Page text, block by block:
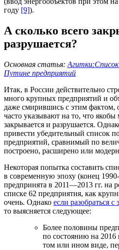
году [9]).
А сколько всего
разрушается?
Основная статья:
Путине предприятий
Итак, в России действительно
много крупных предприятий и
даже смирившись с этим фактом,
часто указывают на то, что
закрывается и разрушается.
привести убедительный список
предприятий, сравнимый по
построено, расширено или
Некоторая попытка составить
в современную эпоху (конец
предпринята в 2011—2013 гг. на
списке 62 предприятия, как
очень. Однако если разобраться
то выясняется следующее:
Более половины
по состоянию на 2016
том или ином виде,